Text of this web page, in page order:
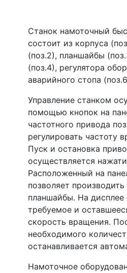
Станок намоточный
состоит из корпуса
(поз.2), планшайбы
(поз.4), регулятора
аварийного стопа
Управление станком
помощью кнопок на
частотного привода
регулировать частоту
Пуск и остановка
осуществляется
Расположенный на
позволяет
планшайбы. На дисплее
требуемое и
скорость вращения.
необходимого
останавливается
Намоточное